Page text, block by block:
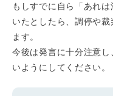
もしすでに自ら「あれ
いたとしたら、調停や
ます。
今後は発言に十分注意
いようにしてください。